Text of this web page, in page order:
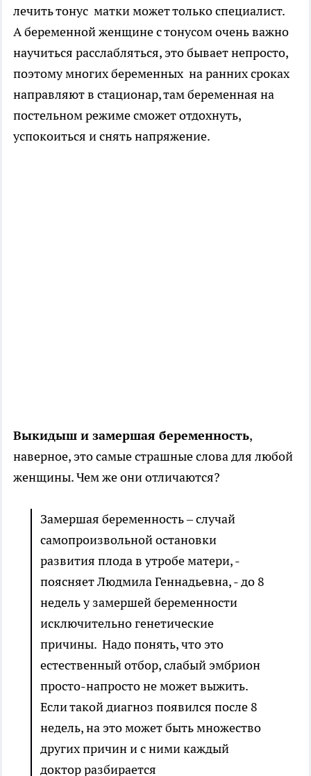
лечить тонус матки может только специалист.
А беременной женщине с тонусом очень важно
научиться расслабляться, это бывает непросто,
поэтому многих беременных на ранних сроках
направляют в стационар, там беременная на
постельном режиме сможет отдохнуть,
успокоиться и снять напряжение.
Выкидыш и замершая беременность,
наверное, это самые страшные слова для любой
женщины. Чем же они отличаются?
Замершая беременность – случай
самопроизвольной остановки
развития плода в утробе матери, -
поясняет Людмила Геннадьевна, - до 8
недель у замершей беременности
исключительно генетические
причины. Надо понять, что это
естественный отбор, слабый эмбрион
просто-напросто не может выжить.
Если такой диагноз появился после 8
недель, на это может быть множество
других причин и с ними каждый
доктор разбирается